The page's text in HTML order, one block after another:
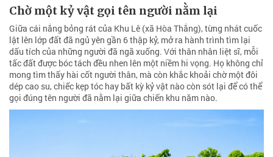
Chờ một kỷ vật gọi tên người nằm lại
Giữa cái nắng bỏng rát của Khu Lê (xã Hòa Thắng), từng nhát cuốc
lật lên lớp đất đã ngủ yên gần 6 thập kỷ, mở ra hành trình tìm lại
dấu tích của những người đã ngã xuống. Với thân nhân liệt sĩ, mỗi
tấc đất được bóc tách đều nhen lên một niềm hi vọng. Họ không chỉ
mong tìm thấy hài cốt người thân, mà còn khắc khoải chờ một đôi
dép cao su, chiếc kẹp tóc hay bất kỳ kỷ vật nào còn sót lại để có thể
gọi đúng tên người đã nằm lại giữa chiến khu năm nào.